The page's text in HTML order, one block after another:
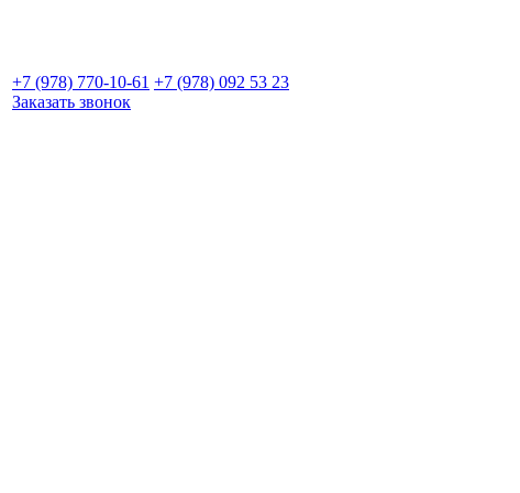
+7 (978) 770-10-61 +7 (978) 092 53 23
Заказать звонок